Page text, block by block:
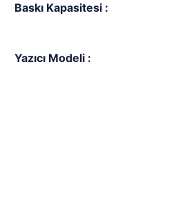
Baskı Kapasitesi :
Yazıcı Modeli :